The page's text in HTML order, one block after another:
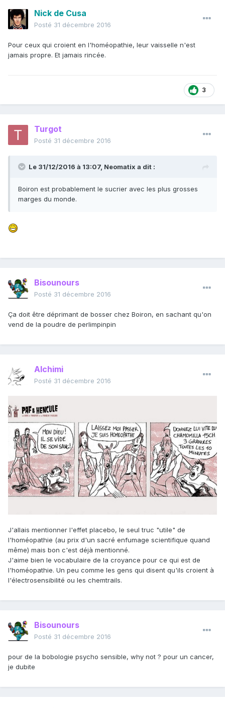
Nick de Cusa
Posté 31 décembre 2016
Pour ceux qui croient en l'homéopathie, leur vaisselle n'est
jamais propre. Et jamais rincée.
3
Turgot
Posté 31 décembre 2016
Le 31/12/2016 à 13:07, Neomatix a dit :
Boiron est probablement le sucrier avec les plus grosses
marges du monde.
Bisounours
Posté 31 décembre 2016
Ça doit être déprimant de bosser chez Boiron, en sachant qu'on
vend de la poudre de perlimpinpin
Alchimi
Posté 31 décembre 2016
J'allais mentionner l'effet placebo, le seul truc "utile" de
l'homéopathie (au prix d'un sacré enfumage scientifique quand
même) mais bon c'est déjà mentionné.
J'aime bien le vocabulaire de la croyance pour ce qui est de
l'homéopathie. Un peu comme les gens qui disent qu'ils croient à
l'électrosensibilité ou les chemtrails.
Bisounours
Posté 31 décembre 2016
pour de la bobologie psycho sensible, why not ? pour un cancer,
je dubite